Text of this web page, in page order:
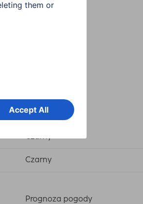
Czarny
Czarny
Prognoza pogody